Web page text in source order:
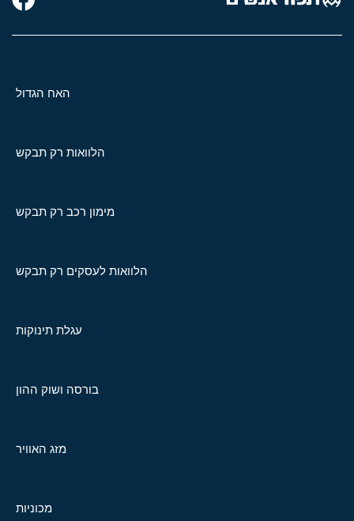
האח הגדול
הלוואות רק תבקש
מימון רכב רק תבקש
הלוואות לעסקים רק תבקש
עגלת תינוקות
בורסה ושוק ההון
מזג האוויר
מכוניות